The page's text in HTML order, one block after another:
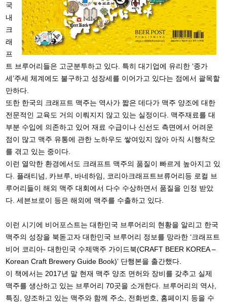
국
내
크
래
프
트 브루어리들은 고군분투하고 있다. 특히 대기업에 유리한 ‘종가
세’주세 체계에도 불구하고 성장세를 이어가고 있다는 점에서 괄목할
만하다.
또한 한국의 크래프트 맥주는 역사가 짧은 데다가 맥주 양조에 대한
전문적인 교육도 거의 이뤄지지 않고 있는 실정이다. 맥주재료를 대
부분 수입에 의존하고 있어 재료 수급이나 신선도 측면에서 어려운
점이 많고 맥주 유통에 관한 노하우도 쌓여있지 않아 아직 시행착오
를 겪고 있는 중이다.
이런 열악한 환경에서도 크래프트 맥주의 품질이 빠르게 높아지고 있
다. 플래티넘, 카브루, 바네하임, 코리아크래프트브류어리등 로컬 브
루어리들이 해외 맥주 대회에서 다수 수상하면서 품질을 인정 받았
다. 세븐브로이 등은 해외에 맥주를 수출하고 있다.
이런 시기에 비어포스트는 대한민국 브루어리의 현황을 알리고 한국
맥주의 성장을 북돋고자 대한민국 브루어리 정보를 망라한 ‘크래프트
비어 코리아- 대한민국 수제맥주 가이드북(CRAFT BEER KOREA –
Korean Craft Brewery Guide Book)’ 단행본을 출간했다.
이 책에서는 2017년 말 현재 맥주 양조 면허와 장비를 갖추고 실제
맥주를 생산하고 있는 브루어리 70곳을 소개한다. 브루어리의 역사,
특징, 양조하고 있는 맥주와 함께 주소, 전화번호, 홈페이지 등을 수